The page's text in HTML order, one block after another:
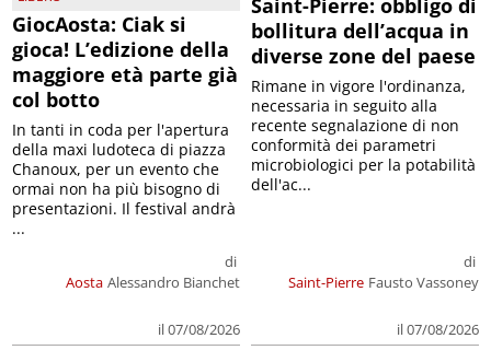
GiocAosta: Ciak si
gioca! L’edizione della
maggiore età parte già
col botto
Aosta
di
Alessandro Bianchet
il 07/08/2026
In tanti in coda per l'apertura
della maxi ludoteca di piazza
Chanoux, per un evento che
ormai non ha più bisogno di
presentazioni. Il festival andrà
...
Saint-Pierre: obbligo di
bollitura dell’acqua in
diverse zone del paese
Saint-Pierre
di
Fausto Vassoney
il 07/08/2026
Rimane in vigore l'ordinanza,
necessaria in seguito alla
recente segnalazione di non
conformità dei parametri
microbiologici per la potabilità
dell'ac...